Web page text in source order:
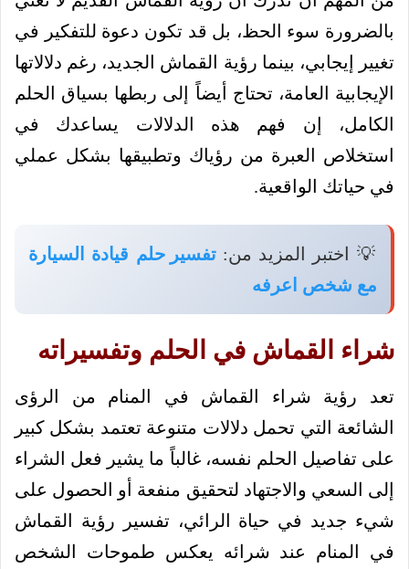
بالضرورة سوء الحظ، بل قد تكون دعوة للتفكير في
تغيير إيجابي، بينما رؤية القماش الجديد، رغم دلالاتها
الإيجابية العامة، تحتاج أيضاً إلى ربطها بسياق الحلم
الكامل، إن فهم هذه الدلالات يساعدك في
استخلاص العبرة من رؤياك وتطبيقها بشكل عملي
في حياتك الواقعية.
💡 اختبر المزيد من:تفسير حلم قيادة السيارة
مع شخص اعرفه
شراء القماش في الحلم وتفسيراته
تعد رؤية شراء القماش في المنام من الرؤى
الشائعة التي تحمل دلالات متنوعة تعتمد بشكل كبير
على تفاصيل الحلم نفسه، غالباً ما يشير فعل الشراء
إلى السعي والاجتهاد لتحقيق منفعة أو الحصول على
شيء جديد في حياة الرائي، تفسير رؤية القماش
في المنام عند شرائه يعكس طموحات الشخص